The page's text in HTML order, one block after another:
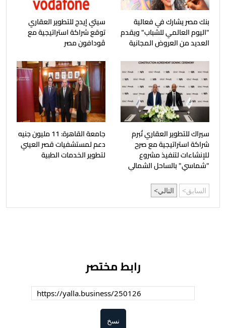
بنك مصر يشارك في فعالية
"اليوم العالمي للشباب" ويقدم
العديد من العروض المجانية
سيتي إيدج للتطوير العقاري
توقع شراكة استراتيجية مع
ڤودافون مصر
سيراك للتطوير العقاري تُبرم
شراكة استراتيجية مع صرح
للإنشاءات لتنفيذ مشروع
"شماسي" بالساحل الشمالي
جامعة القاهرة: 11 مليون جنيه
دعم لمستشفيات قصر العيني
لتطوير الخدمات الطبية
السابق التالي
رابط مختصر
نسخ